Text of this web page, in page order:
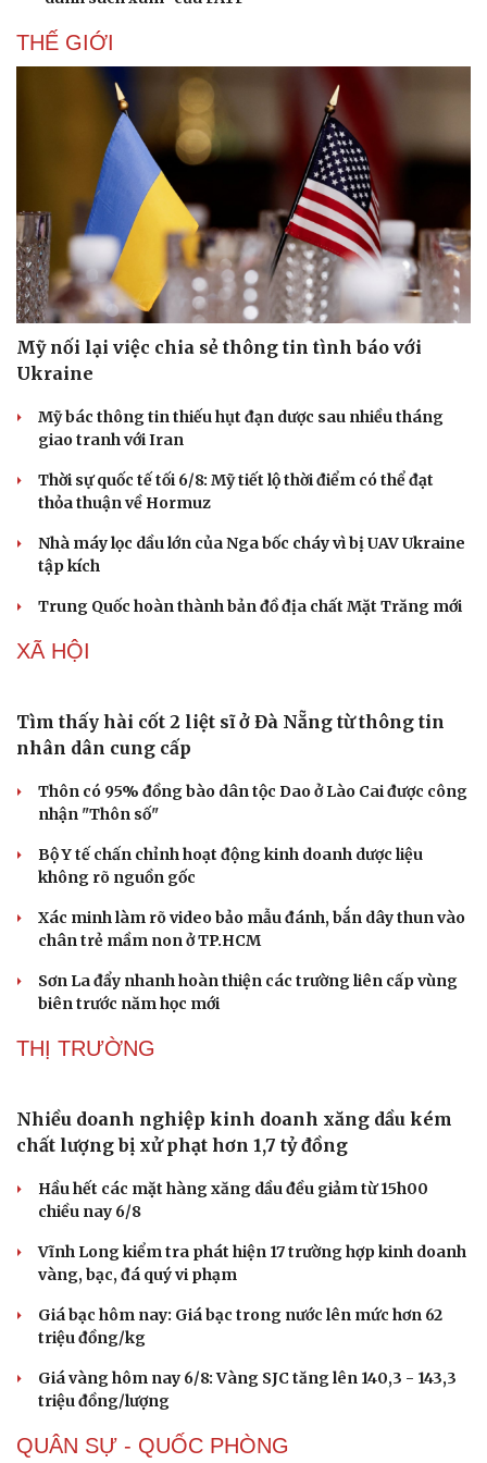
Doanh nghiệp
Thông tin doanh nghiệp
Doanh nghiệp 24h
Doanh nhân
Vì cộng đồng
Công nghệ
Sành điệu
Tin Công nghệ
Trải nghiệm
Chuyển đổi số
Sức khỏe
Cây thuốc
Đời sống
Blog
THẾ GIỚI
Mỹ nối lại việc chia sẻ thông tin tình báo với
Ukraine
Mỹ bác thông tin thiếu hụt đạn dược sau nhiều tháng
giao tranh với Iran
Thời sự quốc tế tối 6/8: Mỹ tiết lộ thời điểm có thể đạt
thỏa thuận về Hormuz
Nhà máy lọc dầu lớn của Nga bốc cháy vì bị UAV Ukraine
tập kích
Trung Quốc hoàn thành bản đồ địa chất Mặt Trăng mới
XÃ HỘI
nhân dân cung cấp
nhận "Thôn số"
không rõ nguồn gốc
Xác minh làm rõ video bảo mẫu đánh, bắn dây thun vào
Sơn La đẩy nhanh hoàn thiện các trường liên cấp vùng
THỊ TRƯỜNG